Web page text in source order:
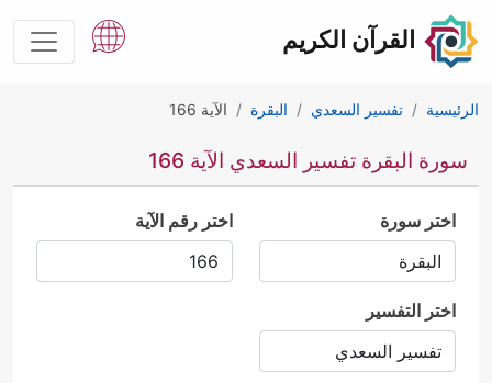
القرآن الكريم
الرئيسية تفسير السعدي البقرة الآية 166
سورة البقرة تفسير السعدي الآية 166
اختر سورة اختر رقم الآية
اختر التفسير